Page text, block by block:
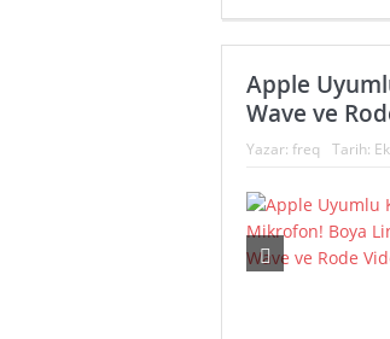
Apple
Wave ve
Yazar: freq Tarih: